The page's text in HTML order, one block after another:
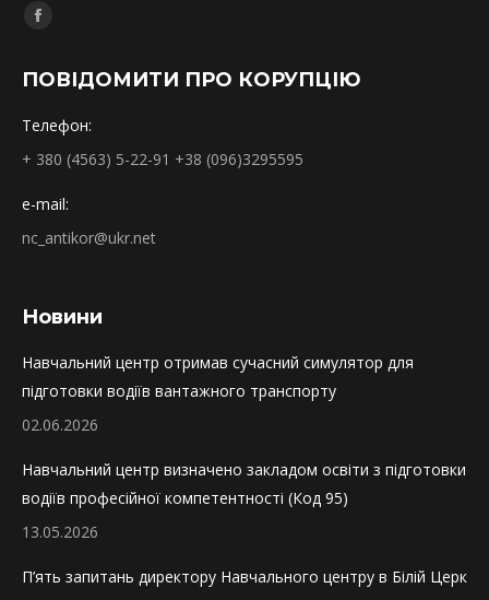
Find us on:
Facebook
opens
new
window
ПОВІДОМИТИ ПРО КОРУПЦІЮ
Телефон:
+ 380 (4563) 5-22-91 +38 (096)3295595
e-mail:
nc_antikor@ukr.net
Новини
Навчальний центр отримав сучасний симулятор для
підготовки водіїв вантажного транспорту
02.06.2026
Навчальний центр визначено закладом освіти з підготовки
водіїв професійної компетентності (Код 95)
13.05.2026
П’ять запитань директору Навчального центру в Білій Церкві